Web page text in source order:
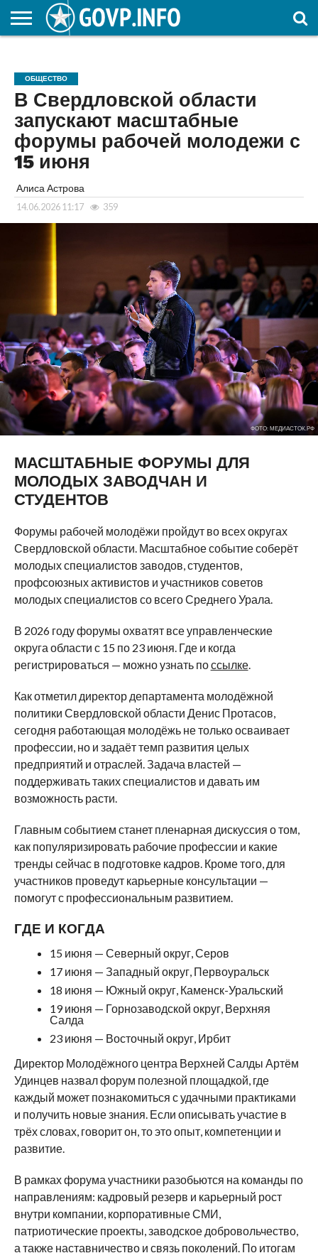
ОБРАЗОВАНИЕ
ОБЩЕСТВО
В Свердловской области
запускают масштабные
форумы рабочей молодежи с
15 июня
Алиса Астрова
14.06.2026 11:17 359
ФОТО: МЕДИАСТОК.РФ
МАСШТАБНЫЕ ФОРУМЫ ДЛЯ
МОЛОДЫХ ЗАВОДЧАН И
СТУДЕНТОВ
Форумы рабочей молодёжи пройдут во всех округах
Свердловской области. Масштабное событие соберёт
молодых специалистов заводов, студентов,
профсоюзных активистов и участников советов
молодых специалистов со всего Среднего Урала.
В 2026 году форумы охватят все управленческие
округа области с 15 по 23 июня. Где и когда
регистрироваться — можно узнать поссылке.
Как отметил директор департамента молодёжной
политики Свердловской области Денис Протасов,
сегодня работающая молодёжь не только осваивает
профессии, но и задаёт темп развития целых
предприятий и отраслей. Задача властей —
поддерживать таких специалистов и давать им
возможность расти.
Главным событием станет пленарная дискуссия о том,
как популяризировать рабочие профессии и какие
тренды сейчас в подготовке кадров. Кроме того, для
участников проведут карьерные консультации —
помогут с профессиональным развитием.
ГДЕ И КОГДА
15 июня — Северный округ, Серов
17 июня — Западный округ, Первоуральск
18 июня — Южный округ, Каменск-Уральский
19 июня — Горнозаводской округ, Верхняя
Салда
23 июня — Восточный округ, Ирбит
Директор Молодёжного центра Верхней Салды Артём
Удинцев назвал форум полезной площадкой, где
каждый может познакомиться с удачными практиками
и получить новые знания. Если описывать участие в
трёх словах, говорит он, то это опыт, компетенции и
развитие.
В рамках форума участники разобьются на команды по
направлениям: кадровый резерв и карьерный рост
внутри компании, корпоративные СМИ,
патриотические проекты, заводское добровольчество,
а также наставничество и связь поколений. По итогам